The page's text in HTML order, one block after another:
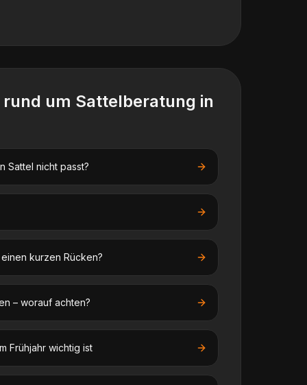
um Sattelberatung in
Sattel nicht passt?
kurzen Rücken?
– worauf achten?
Frühjahr wichtig ist